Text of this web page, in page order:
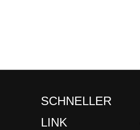
SCHNELLER
LINK